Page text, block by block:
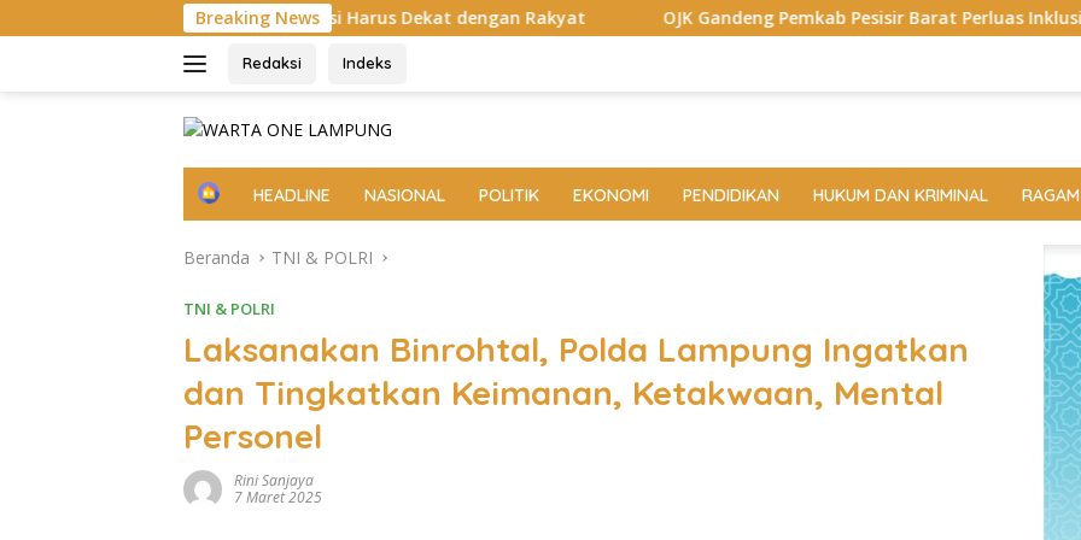
ke
Breaking News
Birokrasi Harus Dekat dengan Rakyat OJK Gandeng Pemkab Pesisir Barat Perluas Inklusi Keuangan, 150 Guru
Redaksi Indeks
H
e
HEADLINE NASIONAL POLITIK EKONOMI PENDIDIKAN HUKUM DAN KRIMINAL RAGAM
Beranda TNI & POLRI
TNI & POLRI
Laksanakan Binrohtal, Polda Lampung Ingatkan
dan Tingkatkan Keimanan, Ketakwaan, Mental
Personel
Rini Sanjaya
7 Maret 2025